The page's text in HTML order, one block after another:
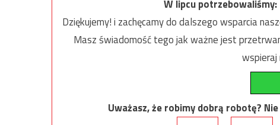
W lipcu potrzebowaliśmy:
Dziękujemy! i zachęcamy do dalszego wsparcia
Masz świadomość tego jak ważne jest
wspieraj
Uważasz, że robimy dobrą robotę?